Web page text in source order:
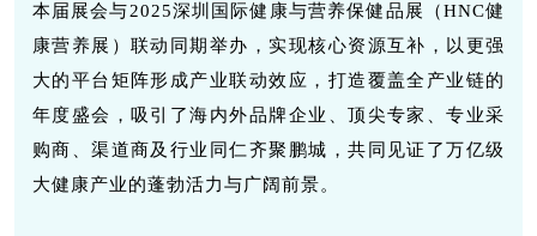
本届展会与2025深圳国际健康与营养保健品展（HNC健
康营养展）联动同期举办，实现核心资源互补，以更强
大的平台矩阵形成产业联动效应，打造覆盖全产业链的
年度盛会， 吸引了海内外品牌企业、顶尖专家、专业采
购商、渠道商及行业同仁齐聚鹏城，共同见证了万亿级
大健康产业的蓬勃活力与广阔前景。